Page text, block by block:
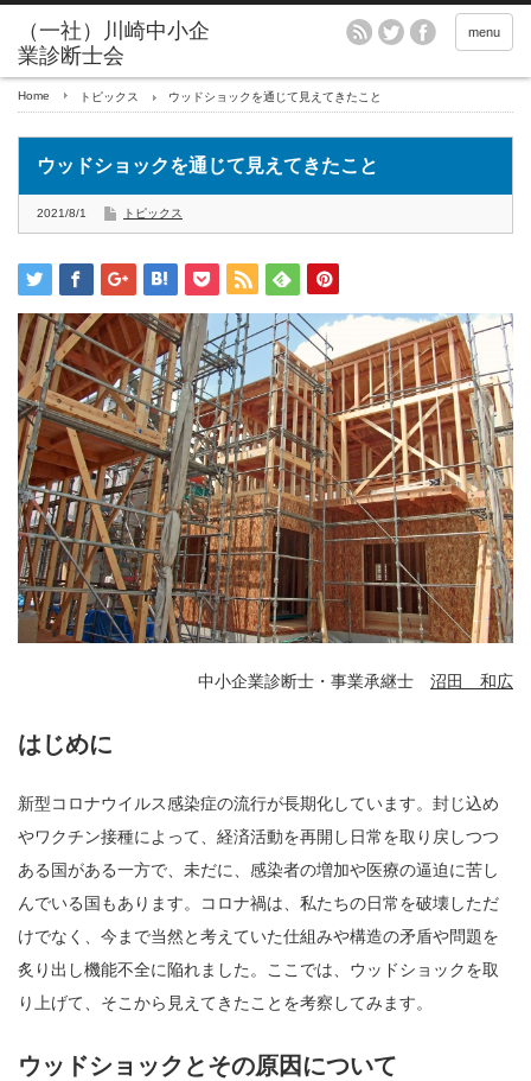
menu
Home トピックス ウッドショックを通じて見えてきたこと
ウッドショックを通じて見えてきたこと
2021/8/1 トピックス
中小企業診断士・事業承継士 沼田 和広
はじめに
新型コロナウイルス感染症の流行が長期化しています。封じ込め
やワクチン接種によって、経済活動を再開し日常を取り戻しつつ
ある国がある一方で、未だに、感染者の増加や医療の逼迫に苦し
んでいる国もあります。コロナ禍は、私たちの日常を破壊しただ
けでなく、今まで当然と考えていた仕組みや構造の矛盾や問題を
炙り出し機能不全に陥れました。ここでは、ウッドショックを取
り上げて、そこから見えてきたことを考察してみます。
ウッドショックとその原因について